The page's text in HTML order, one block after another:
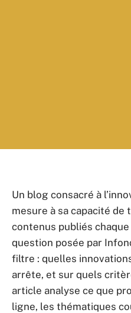
Un blog consacré à
mesure à sa capacité de
contenus publiés
question posée par
filtre : quelles
arrête, et sur quels
article analyse ce que
ligne, les thématiques